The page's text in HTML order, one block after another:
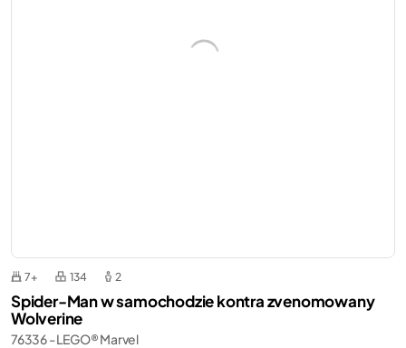
7+ 134 2
Spider-Man w samochodzie kontra zvenomowany
Wolverine
76336 - LEGO® Marvel